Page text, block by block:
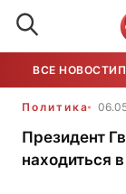
ВСЕ НОВОСТИ
Политика
Президент
находиться